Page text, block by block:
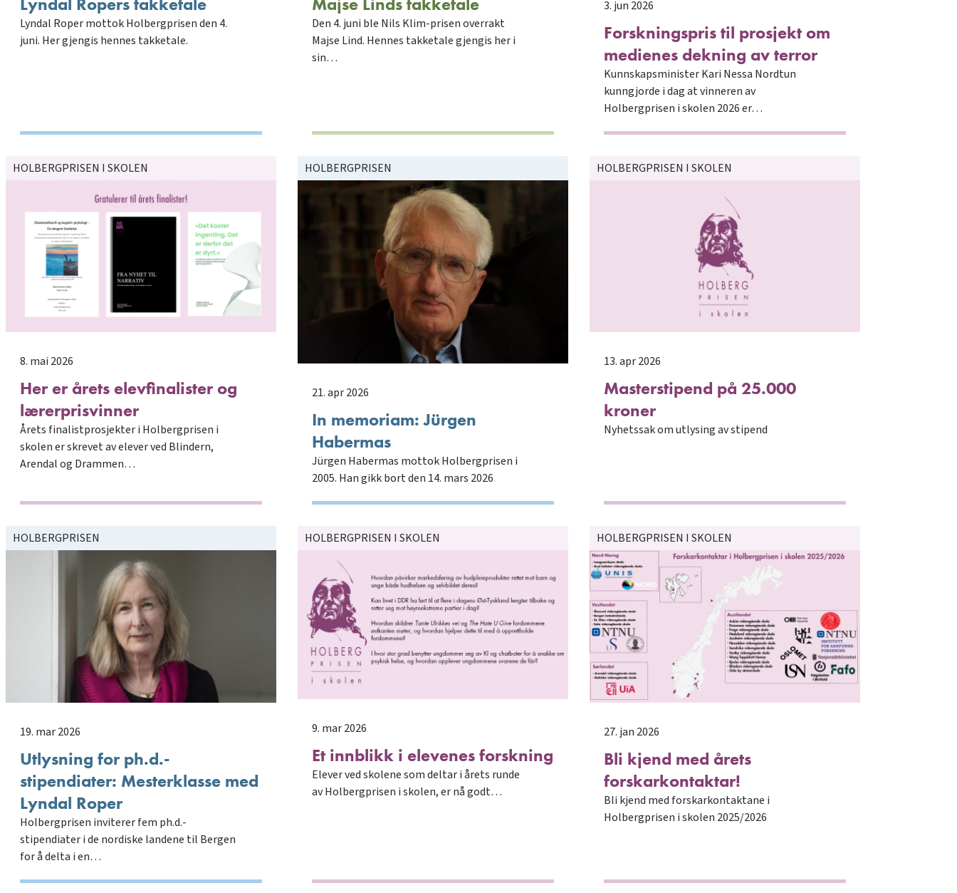
Lyndal Roper mottok Holbergprisen den 4.
juni. Her gjengis hennes takketale.
Den 4. juni ble Nils Klim-prisen overrakt
Majse Lind. Hennes takketale gjengis her i
sin…
3. jun 2026
Forskningspris til prosjekt om
medienes dekning av terror
Kunnskapsminister Kari Nessa Nordtun
kunngjorde i dag at vinneren av
Holbergprisen i skolen 2026 er…
HOLBERGPRISEN I SKOLEN
8. mai 2026
Her er årets elevfinalister og
lærerprisvinner
Årets finalistprosjekter i Holbergprisen i
skolen er skrevet av elever ved Blindern,
Arendal og Drammen…
HOLBERGPRISEN
21. apr 2026
In memoriam: Jürgen
Habermas
Jürgen Habermas mottok Holbergprisen i
2005. Han gikk bort den 14. mars 2026
HOLBERGPRISEN I SKOLEN
13. apr 2026
Masterstipend på 25.000
kroner
Nyhetssak om utlysing av stipend
HOLBERGPRISEN
19. mar 2026
Utlysning for ph.d.-
stipendiater: Mesterklasse med
Lyndal Roper
Holbergprisen inviterer fem ph.d.-
stipendiater i de nordiske landene til Bergen
for å delta i en…
HOLBERGPRISEN I SKOLEN
9. mar 2026
Et innblikk i elevenes forskning
Elever ved skolene som deltar i årets runde
av Holbergprisen i skolen, er nå godt…
HOLBERGPRISEN I SKOLEN
27. jan 2026
Bli kjend med årets
forskarkontaktar!
Bli kjend med forskarkontaktane i
Holbergprisen i skolen 2025/2026